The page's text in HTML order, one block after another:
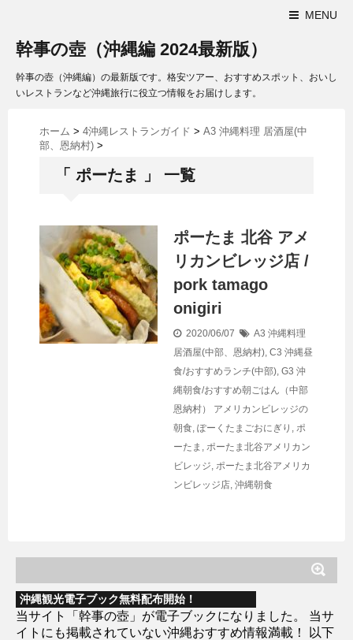
MENU
幹事の壺（沖縄編 2024最新版）
幹事の壺（沖縄編）の最新版です。格安ツアー、おすすめスポット、おいし
いレストランなど沖縄旅行に役立つ情報をお届けします。
ホーム > 4沖縄レストランガイド > A3 沖縄料理 居酒屋(中
部、恩納村) >
「 ポーたま 」 一覧
ポーたま 北谷 アメ
リカンビレッジ店 /
pork tamago
onigiri
2020/06/07
A3 沖縄料理
居酒屋(中部、恩納村), C3 沖縄昼
食/おすすめランチ(中部), G3 沖
縄朝食/おすすめ朝ごはん（中部
恩納村）
アメリカンビレッジの
朝食, ぽーくたまごおにぎり , ポ
ーたま , ポーたま北谷アメリカン
ビレッジ, ポーたま北谷アメリカ
ンビレッジ店, 沖縄朝食
沖縄観光電子ブック無料配布開始！
当サイト「幹事の壺」が電子ブックになりました。 当サ
イトにも掲載されていない沖縄おすすめ情報満載！ 以下